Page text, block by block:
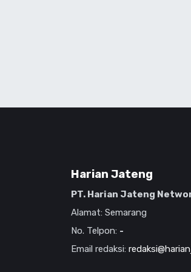
Harian Jateng
PT. Harian Jateng
Alamat: Semarang
No. Telpon: -
Email redaksi: